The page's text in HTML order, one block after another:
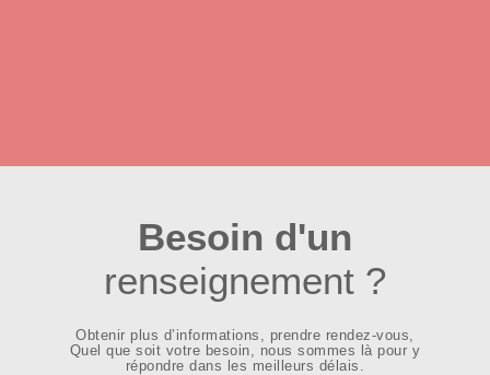
Besoin d'un
renseignement ?
Obtenir plus d’informations, prendre rendez-vous,
Quel que soit votre besoin, nous sommes là pour y
répondre dans les meilleurs délais.